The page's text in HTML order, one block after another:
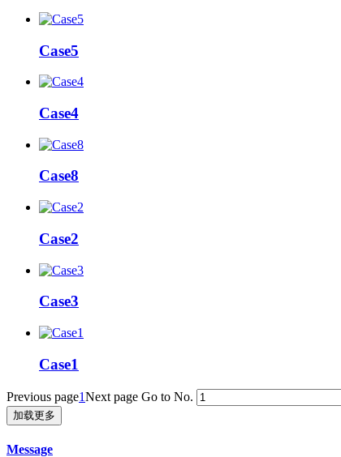
Case5
Case4
Case8
Case2
Case3
Case1
Previous page1Next page Go to No.
加载更多
Message